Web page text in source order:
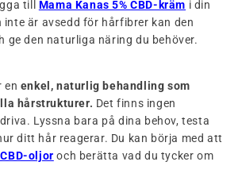
till Mama Kanas 5% CBD-kräm i din
inte är avsedd för hårfibrer kan den
ge den naturliga näring du behöver.
en enkel, naturlig behandling som
hårstrukturer. Det finns ingen
Lyssna bara på dina behov, testa
ditt hår reagerar. Du kan börja med att
oljor och berätta vad du tycker om